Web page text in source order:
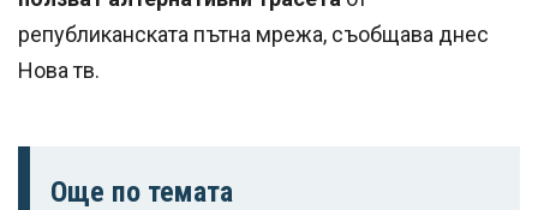
републиканската пътна мрежа, съобщава днес
Нова тв.
Още по темата